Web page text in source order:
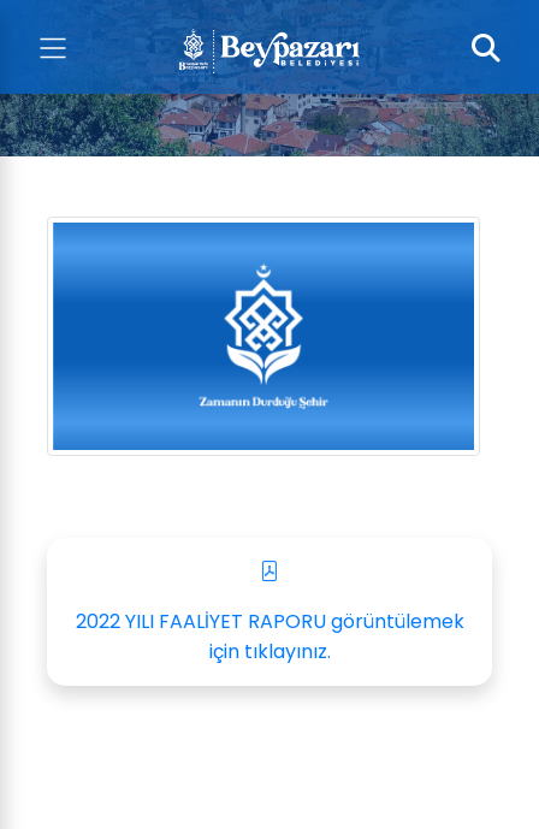
2022 YILI FAALİYET RAPORU görüntülemek
için tıklayınız.